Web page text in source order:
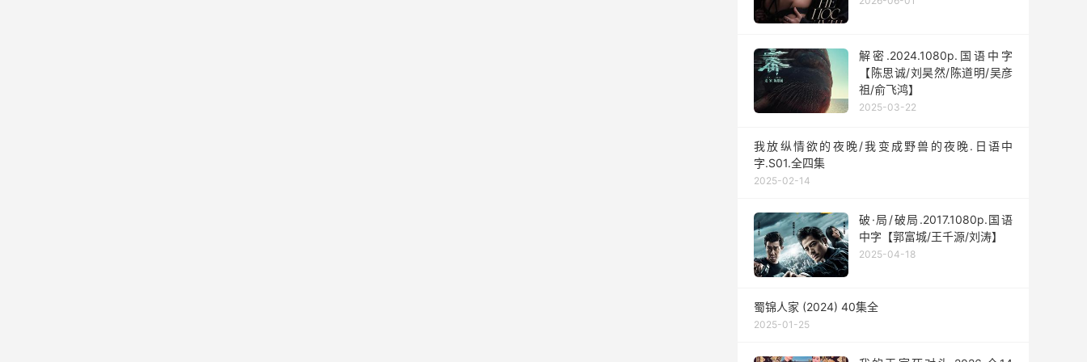
解密.2024.1080p.国语中字
【陈思诚/刘昊然/陈道明/吴彦
祖/俞飞鸿】
2025-03-22
我放纵情欲的夜晚/我变成野兽的夜晚.日语中
字.S01.全四集
2025-02-14
破·局/破局.2017.1080p.国语
中字【郭富城/王千源/刘涛】
2025-04-18
蜀锦人家 (2024) 40集全
2025-01-25